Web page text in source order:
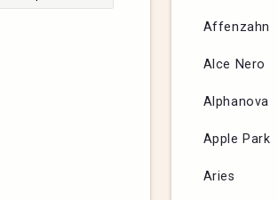
Affenzahn
Alce Nero
Alphanova
Apple Park
Aries